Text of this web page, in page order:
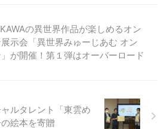
の異世界作品が楽しめるオン
示会「異世界みゅーじあむ オン
が開催！第１弾はオーバーロード
ルタレント「東雲め
絵本を寄贈